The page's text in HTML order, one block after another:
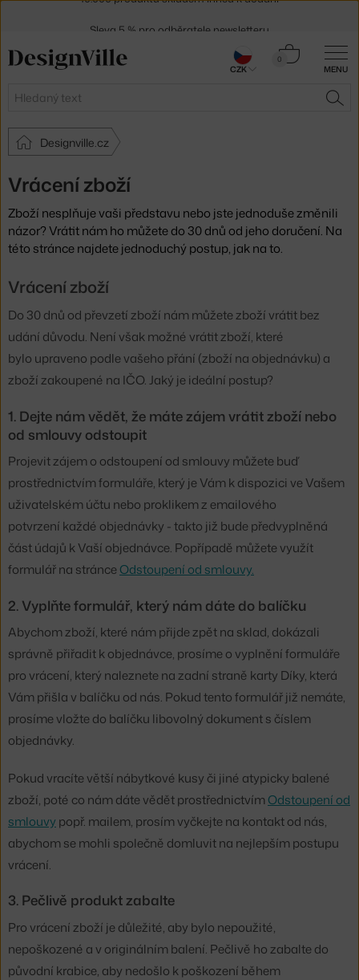
MENU
Hledat
0
Košík
Designville.cz
Vrácení zboží
Zboží nesplňuje vaši představu nebo jste jednoduše změnili
názor? Vrátit nám ho můžete do 30 dnů od jeho doručení. Na
této stránce najdete jednoduchý postup, jak na to.
Vrácení zboží
Do 30 dnů od převzetí zboží nám můžete zboží vrátit bez
udání důvodu. Není však možné vrátit zboží, které
bylo upraveno podle vašeho přání (zboží na objednávku) a
zboží zakoupené na IČO. Jaký je ideální postup?
1. Dejte nám vědět, že máte zájem vrátit zboží nebo
od smlouvy odstoupit
Projevit zájem o odstoupení od smlouvy můžete buď
prostřednictvím formuláře, který je Vám k dispozici ve Vašem
uživatelském účtu nebo proklikem z emailového
potvrzení každé objednávky - takto již bude předvyplněná
část údajů k Vaší objednávce. Popřípadě můžete využít
formulář na stránceOdstoupení od smlouvy.
2. Vyplňte formulář, který nám dáte do balíčku
Abychom zboží, které nám přijde zpět na sklad, dokázali
správně přiřadit k objednávce, prosíme o vyplnění formuláře
pro vrácení, který naleznete na zadní straně karty Díky, která
Vám přišla v balíčku od nás. Pokud tento formulář již nemáte,
prosíme vložte do balíčku libovolný dokument s číslem
objednávky.
Pokud vracíte větší nábytkové kusy či jiné atypicky balené
zboží, poté co nám dáte vědět prostřednictvímOdstoupení od
smlouvypopř. mailem, prosím vyčkejte na kontakt od nás,
abychom se mohli společně domluvit na nejlepším postupu
vrácení.
3. Pečlivě produkt zabalte
Pro vrácení zboží je důležité, aby bylo nepoužité,
nepoškozené a v originálním balení. Pečlivě ho zabalte do
původní krabice, aby nedošlo k poškození během
30 dní na vrácení zboží
CZK